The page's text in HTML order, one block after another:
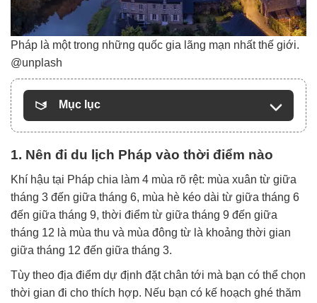
Pháp là một trong những quốc gia lãng mạn nhất thế giới.
@unplash
Mục lục
1. Nên đi du lịch Pháp vào thời điểm nào
Khí hậu tại Pháp chia làm 4 mùa rõ rệt: mùa xuân từ giữa
tháng 3 đến giữa tháng 6, mùa hè kéo dài từ giữa tháng 6
đến giữa tháng 9, thời điểm từ giữa tháng 9 đến giữa
tháng 12 là mùa thu và mùa đông từ là khoảng thời gian
giữa tháng 12 đến giữa tháng 3.
Tùy theo địa điểm dự định đặt chân tới mà bạn có thể chọn
thời gian đi cho thích hợp. Nếu bạn có kế hoạch ghé thăm